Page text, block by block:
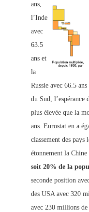
ans,
l’Inde
avec
63.5
ans et
la
Russie avec 66.5
du Sud, l’espérance
plus élevée que la
ans. Eurostat en a
classement des pays
étonnement la Chine
soit 20% de la
seconde position
des USA avec 320
avec 230 millions